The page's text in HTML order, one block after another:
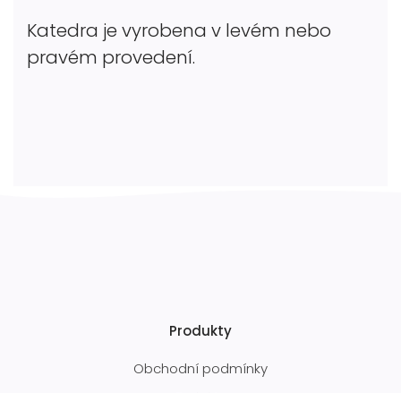
Katedra je vyrobena v levém nebo
pravém provedení.
Produkty
Obchodní podmínky